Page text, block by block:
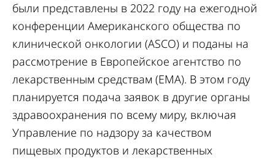
были представлены в 2022 году на ежегодной
конференции Американского общества по
клинической онкологии (ASCO) и поданы на
рассмотрение в Европейское агентство по
лекарственным средствам (EMA). В этом году
планируется подача заявок в другие органы
здравоохранения по всему миру, включая
Управление по надзору за качеством
пищевых продуктов и лекарственных